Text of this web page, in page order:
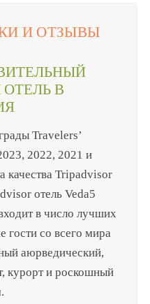
И ОТЗЫВЫ
ОТЕЛЬ В
Travelers’
2022, 2021 и
качества Tripadvisor
отель Veda5
в число лучших
со всего мира
аюрведический,
курорт и роскошный